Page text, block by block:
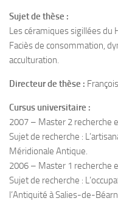
Sujet de thèse :
Les céramiques sigillées du
Faciès de consommation,
acculturation.
Directeur de thèse :
Cursus universitaire :
2007 – Master 2 recherche
Sujet de recherche :
Méridionale Antique.
2006 – Master 1 recherche
Sujet de recherche :
l’Antiquité à Salies-de-